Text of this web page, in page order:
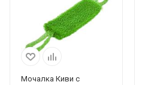
Мочалка Киви с